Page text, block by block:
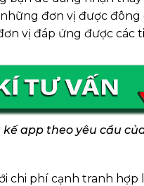
đơn vị được đông
vị đáp ứng được các
app theo yêu cầu
chi phí cạnh tranh